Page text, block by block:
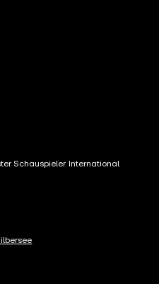
Schauspieler International